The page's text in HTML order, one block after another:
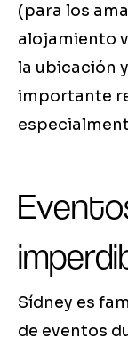
(para los
alojamiento
la ubicación
importante
Sídney es
de eventos